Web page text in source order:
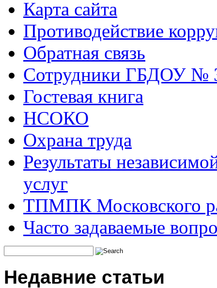
Карта сайта
Противодействие
Обратная связь
Сотрудники ГБДОУ №
Гостевая книга
НСОКО
Охрана труда
Результаты
услуг
ТПМПК Московского
Часто задаваемые
Недавние статьи